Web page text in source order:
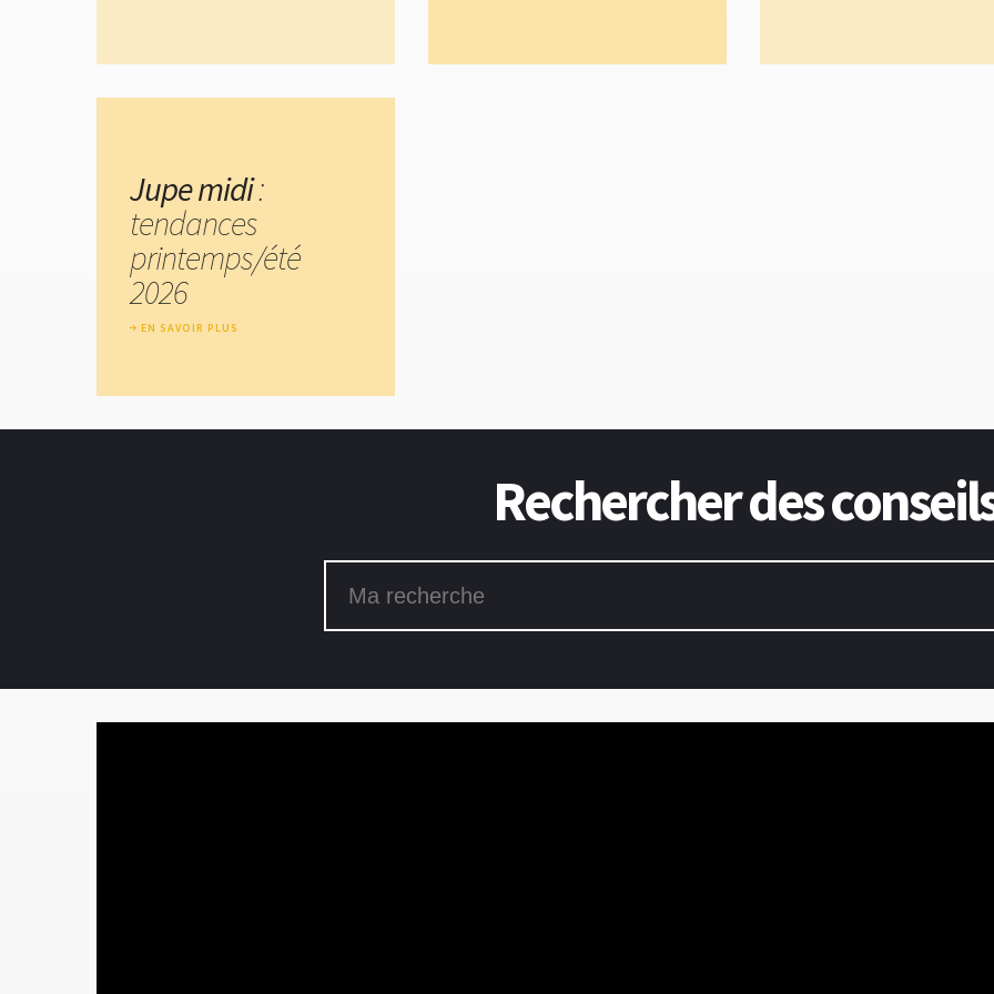
Jupe midi:
tendances
printemps/été
2026
EN SAVOIR PLUS
Rechercher des